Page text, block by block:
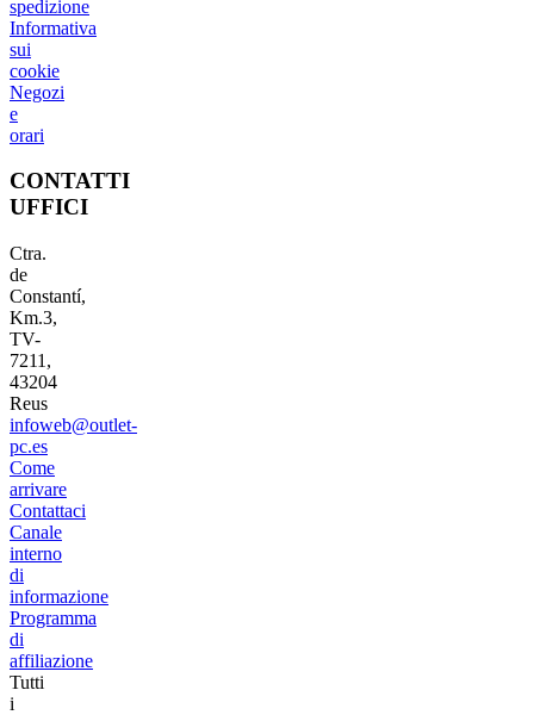
spedizione
Informativa
sui
cookie
Negozi
e
orari
CONTATTI
UFFICI
Ctra.
de
Constantí,
Km.3,
TV-
7211,
43204
Reus
infoweb@outlet-
pc.es
Come
arrivare
Contattaci
Canale
interno
di
informazione
Programma
di
affiliazione
Tutti
i